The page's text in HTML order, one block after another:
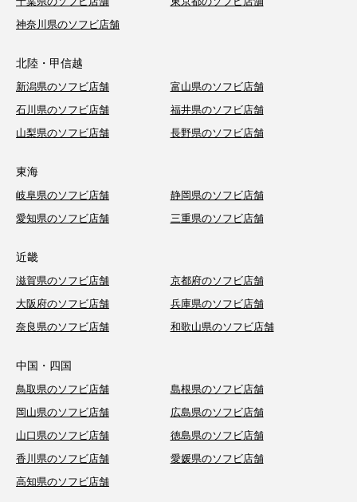
神奈川県のソフビ店舗
北陸・甲信越
新潟県のソフビ店舗
富山県のソフビ店舗
石川県のソフビ店舗
福井県のソフビ店舗
山梨県のソフビ店舗
長野県のソフビ店舗
東海
岐阜県のソフビ店舗
静岡県のソフビ店舗
愛知県のソフビ店舗
三重県のソフビ店舗
近畿
滋賀県のソフビ店舗
京都府のソフビ店舗
大阪府のソフビ店舗
兵庫県のソフビ店舗
奈良県のソフビ店舗
和歌山県のソフビ店舗
中国・四国
鳥取県のソフビ店舗
島根県のソフビ店舗
岡山県のソフビ店舗
広島県のソフビ店舗
山口県のソフビ店舗
徳島県のソフビ店舗
香川県のソフビ店舗
愛媛県のソフビ店舗
高知県のソフビ店舗